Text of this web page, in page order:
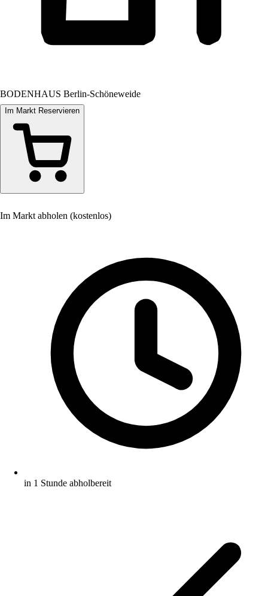
BODENHAUS Berlin-Schöneweide
Im Markt Reservieren
Im Markt abholen (kostenlos)
in 1 Stunde abholbereit